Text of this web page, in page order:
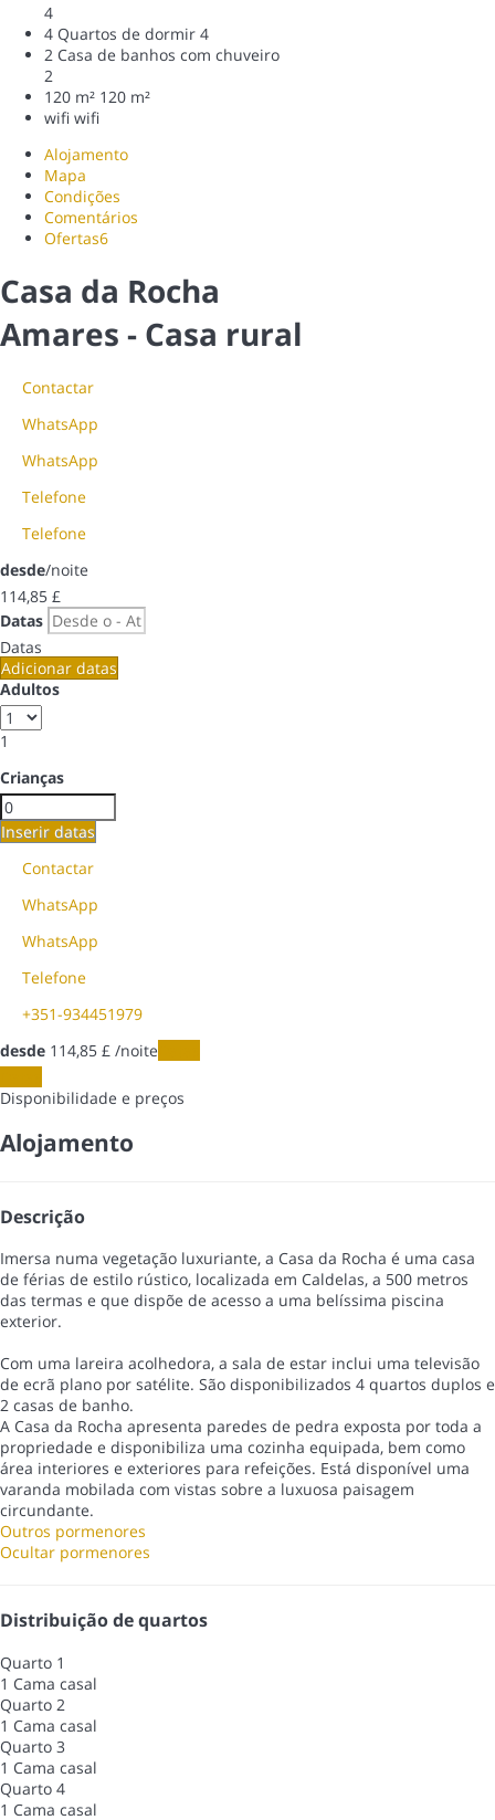
4
4 Quartos de dormir 4
2 Casa de banhos com chuveiro
2
120 m² 120 m²
wifi wifi
Alojamento
Mapa
Condições
Comentários
Ofertas6
Casa da Rocha
Amares - Casa rural
Contactar
WhatsApp
WhatsApp
Telefone
Telefone
desde/noite
114,85 £
Datas
Datas
Adicionar datas
Adultos
1
Crianças
Inserir datas
Contactar
WhatsApp
WhatsApp
Telefone
+351-934451979
desde 114,85 £ /noite
Disponibilidade e preços
Alojamento
Descrição
Imersa numa vegetação luxuriante, a Casa da Rocha é uma casa
de férias de estilo rústico, localizada em Caldelas, a 500 metros
das termas e que dispõe de acesso a uma belíssima piscina
exterior.
Com uma lareira acolhedora, a sala de estar inclui uma televisão
de ecrã plano por satélite. São disponibilizados 4 quartos duplos e
2 casas de banho.
A Casa da Rocha apresenta paredes de pedra exposta por toda a
propriedade e disponibiliza uma cozinha equipada, bem como
área interiores e exteriores para refeições. Está disponível uma
varanda mobilada com vistas sobre a luxuosa paisagem
circundante.
Outros pormenores
Ocultar pormenores
Distribuição de quartos
Quarto 1
1 Cama casal
Quarto 2
1 Cama casal
Quarto 3
1 Cama casal
Quarto 4
1 Cama casal